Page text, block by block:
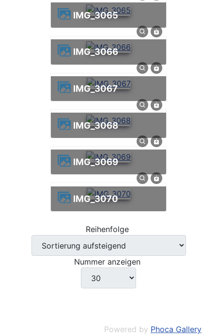
IMG_3065
IMG_3066
IMG_3067
IMG_3068
IMG_3069
IMG_3070
Reihenfolge
Nummer anzeigen
Powered by Phoca Gallery